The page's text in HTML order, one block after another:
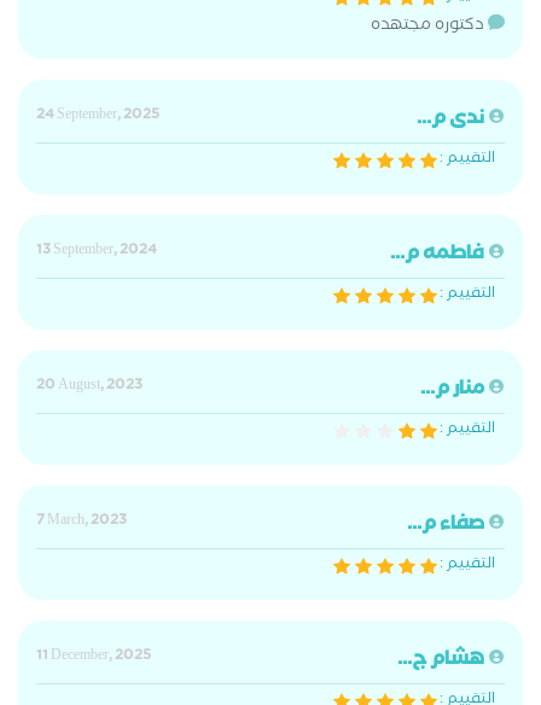
دكتوره مجتهده
ندى م...
24 September, 2025
التقييم :
فاطمه م...
13 September, 2024
التقييم :
منار م...
20 August, 2023
التقييم :
صفاء م...
7 March, 2023
التقييم :
هشام ج...
11 December, 2025